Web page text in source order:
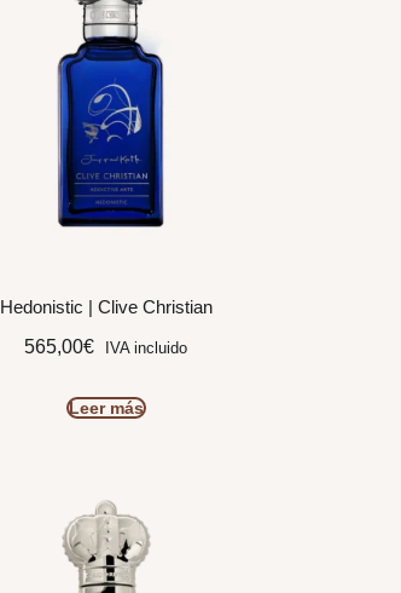
Hedonistic | Clive Christian
565,00€ IVA incluido
Leer más